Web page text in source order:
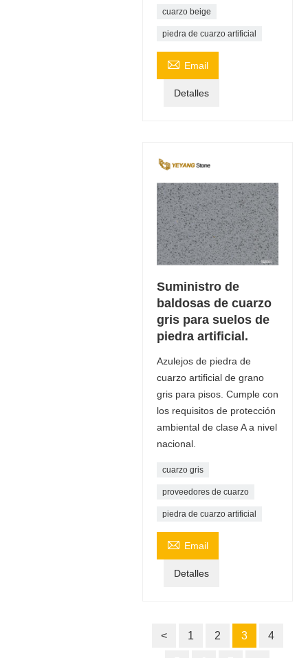
cuarzo beige
piedra de cuarzo artificial
 Email
Detalles
Suministro de
baldosas de cuarzo
gris para suelos de
piedra artificial.
Azulejos de piedra de
cuarzo artificial de grano
gris para pisos. Cumple con
los requisitos de protección
ambiental de clase A a nivel
nacional.
cuarzo gris
proveedores de cuarzo
piedra de cuarzo artificial
 Email
Detalles
< 1 2 3 4